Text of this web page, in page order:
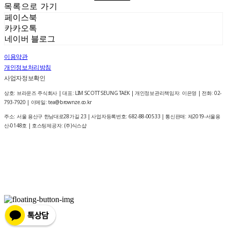
목록으로 가기
페이스북
카카오톡
네이버 블로그
이용약관
개인정보처리방침
사업자정보확인
상호: 브라운즈 주식회사 | 대표: LIM SCOTT SEUNG TAEK | 개인정보관리책임자: 이은영 | 전화: 02-
793-7920 | 이메일: tea@brownze.co.kr
주소: 서울 용산구 한남대로28가길 23 | 사업자등록번호: 682-88-00533 | 통신판매: 제2019-서울용
산-0148호 | 호스팅제공자: (주)식스샵